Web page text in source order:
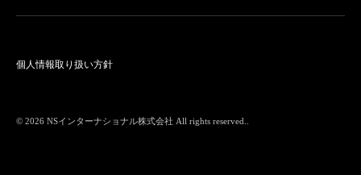
個人情報取り扱い方針
© 2026 NSインターナショナル株式会社 All rights reserved..